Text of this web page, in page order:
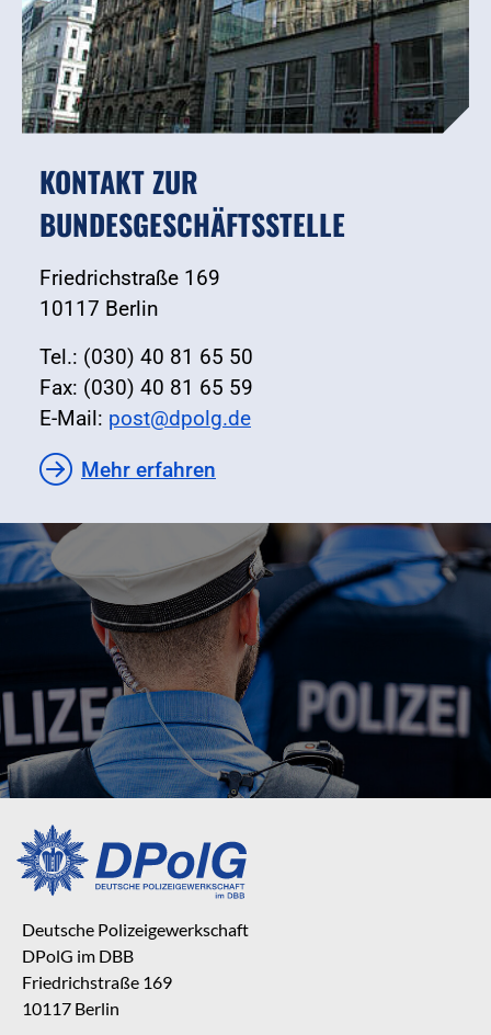
KONTAKT ZUR
BUNDESGESCHÄFTSSTELLE
Friedrichstraße 169
10117 Berlin
Tel.: (030) 40 81 65 50
Fax: (030) 40 81 65 59
E-Mail: post@dpolg.de
Mehr erfahren
Deutsche Polizeigewerkschaft
DPolG im DBB
Friedrichstraße 169
10117 Berlin